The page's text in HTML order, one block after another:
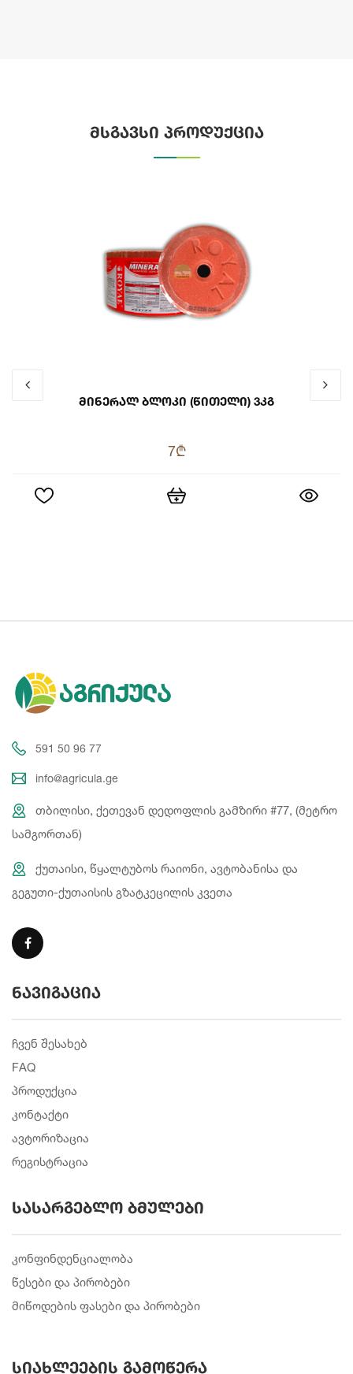
მსგავსი პროდუქცია
Მინერალ Ბლოკი (წითელი) 3კგ
7₾
591 50 96 77
info@agricula.ge
თბილისი, ქეთევან დედოფლის გამზირი #77, (მეტრო
სამგორთან)
ქუთაისი, წყალტუბოს რაიონი, ავტობანისა და
გეგუთი-ქუთაისის გზატკეცილის კვეთა
ნავიგაცია
ჩვენ შესახებ
FAQ
პროდუქცია
კონტაქტი
ავტორიზაცია
რეგისტრაცია
სასარგებლო ბმულები
კონფინდენციალობა
წესები და პირობები
მიწოდების ფასები და პირობები
სიახლეების გამოწერა